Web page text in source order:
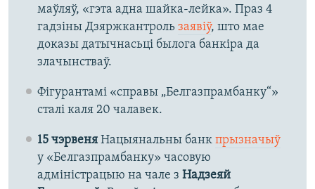
маўляў, «​гэта адна шайка-лейка». Праз 4
гадзіны Дзяржкантроль заявіў, што мае
доказы датычнасьці былога банкіра да
злачынстваў.
Фігурантамі «справы „Белгазпрамбанку“»
сталі каля 20 чалавек.
15 чэрвеняНацыянальны банк прызначыў
у «Белгазпрамбанку» часовую
адміністрацыю на чале з Надзеяй